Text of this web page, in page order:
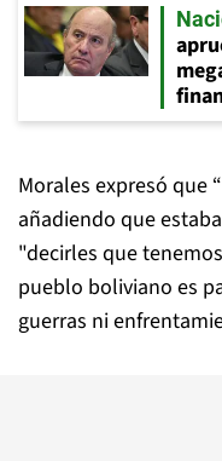
Morales expresó que
añadiendo que
"decirles que
pueblo boliviano es
guerras ni